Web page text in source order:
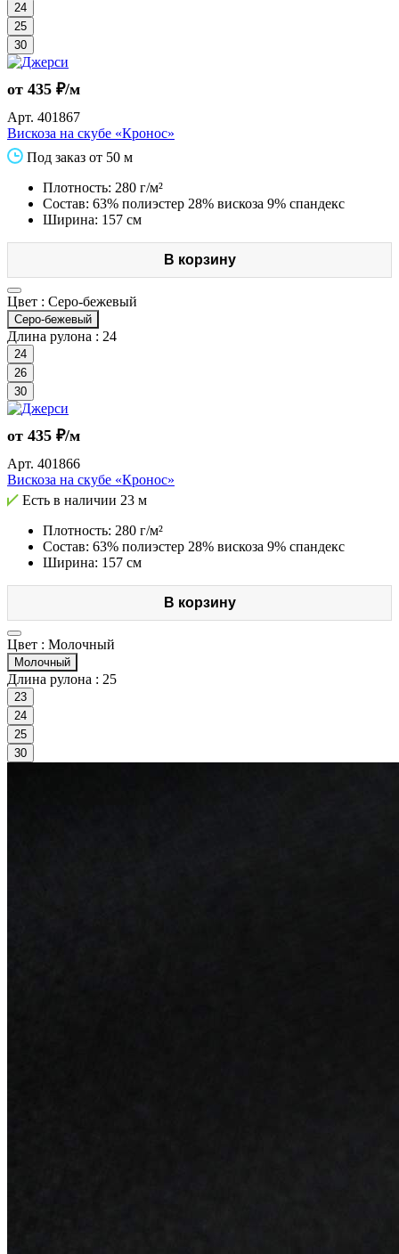
24
25
30
от 435 ₽/м
Арт. 401867
Вискоза на скубе «Кронос»
Под заказ от 50 м
Плотность: 280 г/м²
Состав: 63% полиэстер 28% вискоза 9% спандекс
Ширина: 157 см
В корзину
Цвет : Серо-бежевый
Серо-бежевый
Длина рулона : 24
24
26
30
от 435 ₽/м
Арт. 401866
Вискоза на скубе «Кронос»
Есть в наличии 23 м
Плотность: 280 г/м²
Состав: 63% полиэстер 28% вискоза 9% спандекс
Ширина: 157 см
В корзину
Цвет : Молочный
Молочный
Длина рулона : 25
23
24
25
30